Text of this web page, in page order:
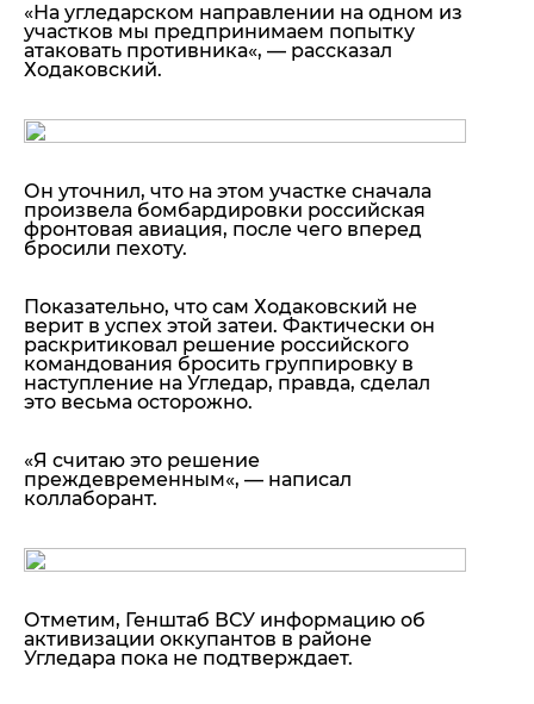
«На угледарском направлении на одном из
участков мы предпринимаем попытку
атаковать противника«, — рассказал
Ходаковский.
Он уточнил, что на этом участке сначала
произвела бомбардировки российская
фронтовая авиация, после чего вперед
бросили пехоту.
Показательно, что сам Ходаковский не
верит в успех этой затеи. Фактически он
раскритиковал решение российского
командования бросить группировку в
наступление на Угледар, правда, сделал
это весьма осторожно.
«Я считаю это решение
преждевременным«, — написал
коллаборант.
Отметим, Генштаб ВСУ информацию об
активизации оккупантов в районе
Угледара пока не подтверждает.